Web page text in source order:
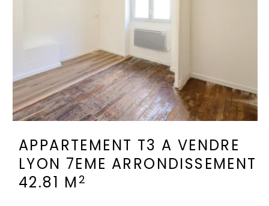
APPARTEMENT T3 A VENDRE
LYON 7EME ARRONDISSEMENT
42.81 M 2